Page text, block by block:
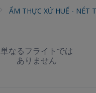
ẨM THỰC XỨ HUẾ - NÉT
単なるフライトでは
ありません